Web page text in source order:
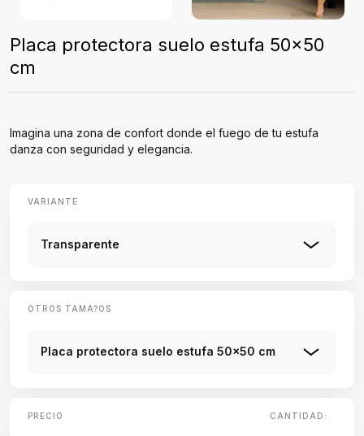
Placa protectora suelo estufa 50x50
cm
Imagina una zona de confort donde el fuego de tu estufa
danza con seguridad y elegancia.
VARIANTE
Transparente
OTROS TAMA?OS
Placa protectora suelo estufa 50x50 cm
PRECIO CANTIDAD: